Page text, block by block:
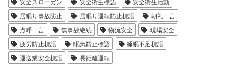
居眠り事故防止
居眠り運転防止標語
朝礼一言
点呼一言
無事故継続 物流安全
現場安全
疲労防止標語
眠気防止標語
睡眠不足標語
運送業安全標語
長距離運転